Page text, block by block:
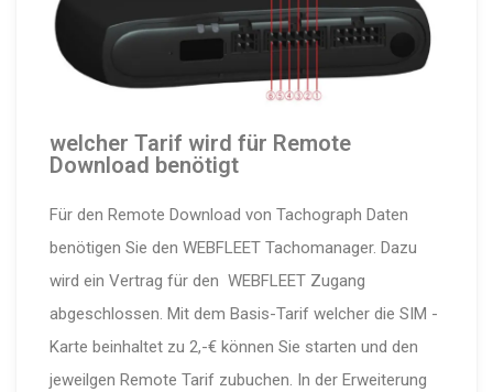
welcher Tarif wird für Remote
Download benötigt
Für den Remote Download von Tachograph Daten
benötigen Sie den WEBFLEET Tachomanager. Dazu
wird ein Vertrag für den WEBFLEET Zugang
abgeschlossen. Mit dem Basis-Tarif welcher die SIM -
Karte beinhaltet zu 2,-€ können Sie starten und den
jeweilgen Remote Tarif zubuchen. In der Erweiterung